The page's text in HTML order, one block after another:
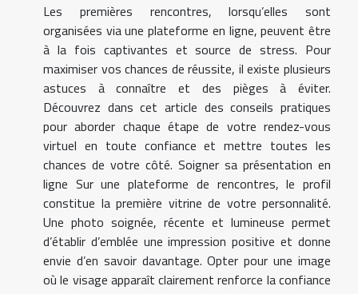
Les premières rencontres, lorsqu’elles sont
organisées via une plateforme en ligne, peuvent être
à la fois captivantes et source de stress. Pour
maximiser vos chances de réussite, il existe plusieurs
astuces à connaître et des pièges à éviter.
Découvrez dans cet article des conseils pratiques
pour aborder chaque étape de votre rendez-vous
virtuel en toute confiance et mettre toutes les
chances de votre côté. Soigner sa présentation en
ligne Sur une plateforme de rencontres, le profil
constitue la première vitrine de votre personnalité.
Une photo soignée, récente et lumineuse permet
d’établir d’emblée une impression positive et donne
envie d’en savoir davantage. Opter pour une image
où le visage apparaît clairement renforce la confiance